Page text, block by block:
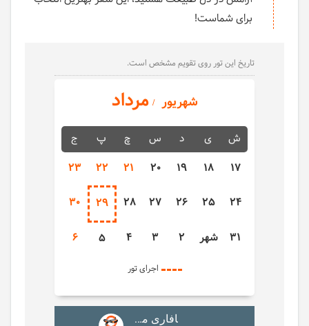
برای شماست!
تاریخ این تور روی تقویم مشخص است.
شهریور مرداد
ش ی د س چ پ
ج
17
18
19
20
21
22
23
24
25
26
27
28
29
30
31 شهر 2
3
4
5
6
اجرای تور